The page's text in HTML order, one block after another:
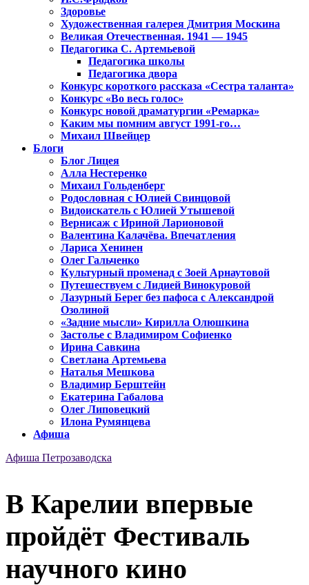
Здоровье
Художественная галерея Дмитрия Москина
Великая Отечественная. 1941 — 1945
Педагогика С. Артемьевой
Педагогика школы
Педагогика двора
Конкурс короткого рассказа «Сестра таланта»
Конкурс «Во весь голос»
Конкурс новой драматургии «Ремарка»
Каким мы помним август 1991-го…
Михаил Швейцер
Блоги
Блог Лицея
Алла Нестеренко
Михаил Гольденберг
Родословная с Юлией Свинцовой
Видоискатель с Юлией Утышевой
Вернисаж с Ириной Ларионовой
Валентина Калачёва. Впечатления
Лариса Хенинен
Олег Гальченко
Культурный променад с Зоей Арнаутовой
Путешествуем с Лидией Винокуровой
Лазурный Берег без пафоса с Александрой
Озолиной
«Задние мысли» Кирилла Олюшкина
Застолье с Владимиром Софиенко
Ирина Савкина
Светлана Артемьева
Наталья Мешкова
Владимир Берштейн
Екатерина Габалова
Олег Липовецкий
Илона Румянцева
Афиша
Афиша Петрозаводска
В Карелии впервые
пройдёт Фестиваль
научного кино